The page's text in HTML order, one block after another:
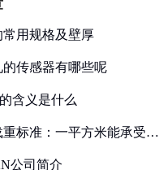
用规格及壁厚
传感器有哪些呢
含义是什么
重标准：一平方米能承受多
公司简介